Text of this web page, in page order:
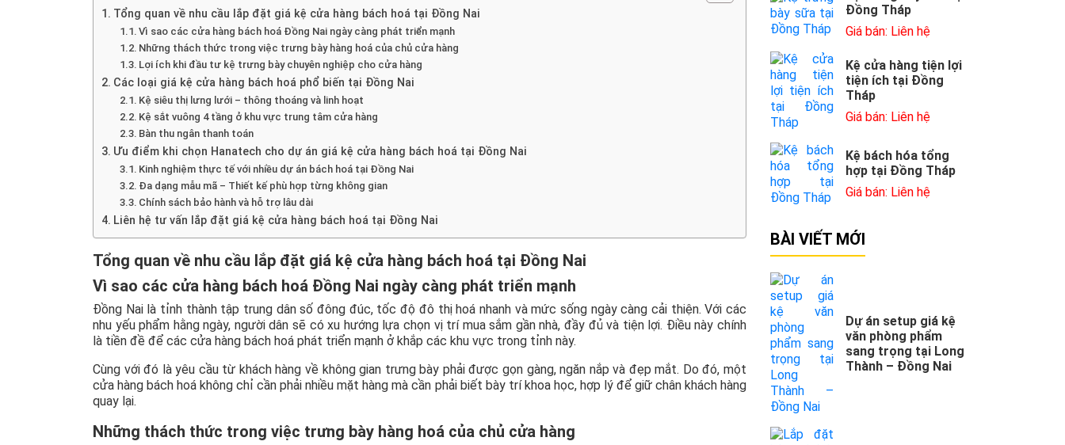
Tổng quan về nhu cầu lắp đặt giá kệ cửa hàng bách hoá tại Đồng Nai
Vì sao các cửa hàng bách hoá Đồng Nai ngày càng phát triển mạnh
Những thách thức trong việc trưng bày hàng hoá của chủ cửa hàng
Lợi ích khi đầu tư kệ trưng bày chuyên nghiệp cho cửa hàng
Các loại giá kệ cửa hàng bách hoá phổ biến tại Đồng Nai
Kệ siêu thị lưng lưới – thông thoáng và linh hoạt
Kệ sắt vuông 4 tầng ở khu vực trung tâm cửa hàng
Bàn thu ngân thanh toán
Ưu điểm khi chọn Hanatech cho dự án giá kệ cửa hàng bách hoá tại Đồng Nai
Kinh nghiệm thực tế với nhiều dự án bách hoá tại Đồng Nai
Đa dạng mẫu mã – Thiết kế phù hợp từng không gian
Chính sách bảo hành và hỗ trợ lâu dài
Liên hệ tư vấn lắp đặt giá kệ cửa hàng bách hoá tại Đồng Nai
Tổng quan về nhu cầu lắp đặt giá kệ cửa hàng bách hoá tại Đồng Nai
Vì sao các cửa hàng bách hoá Đồng Nai ngày càng phát triển mạnh
Đồng Nai là tỉnh thành tập trung dân số đông đúc, tốc độ đô thị hoá nhanh và mức sống ngày càng cải thiện. Với các
nhu yếu phẩm hằng ngày, người dân sẽ có xu hướng lựa chọn vị trí mua sắm gần nhà, đầy đủ và tiện lợi. Điều này chính
là tiền đề để các cửa hàng bách hoá phát triển mạnh ở khắp các khu vực trong tỉnh này.
Cùng với đó là yêu cầu từ khách hàng về không gian trưng bày phải được gọn gàng, ngăn nắp và đẹp mắt. Do đó, một
cửa hàng bách hoá không chỉ cần phải nhiều mặt hàng mà cần phải biết bày trí khoa học, hợp lý để giữ chân khách hàng
quay lại.
Những thách thức trong việc trưng bày hàng hoá của chủ cửa hàng
Đồng Tháp
Giá bán: Liên hệ
Kệ cửa hàng tiện lợi
tiện ích tại Đồng
Tháp
Giá bán: Liên hệ
Kệ bách hóa tổng
hợp tại Đồng Tháp
Giá bán: Liên hệ
BÀI VIẾT MỚI
Dự án setup giá kệ
văn phòng phẩm
sang trọng tại Long
Thành – Đồng Nai